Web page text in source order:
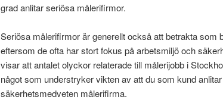
grad anlitar seriösa målerifirmor.
Seriösa målerifirmor är generellt också att betrakta som
eftersom de ofta har stort fokus på arbetsmiljö och
visar att antalet olyckor relaterade till målerijobb i
något som understryker vikten av att du som kund
säkerhetsmedveten målerifirma.